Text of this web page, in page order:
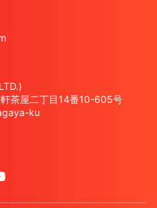
茶屋二丁目14番10-605号
ku